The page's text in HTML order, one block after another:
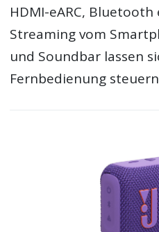
HDMI-eARC,
Streaming vom
und Soundbar lassen
Fernbedienung